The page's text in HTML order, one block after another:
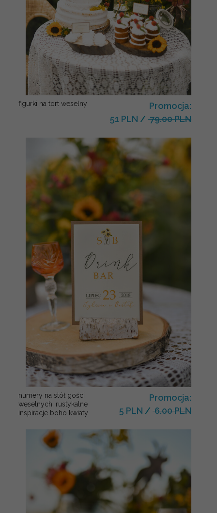
figurki na tort weselny
Promocja:
51 PLN / 79.00 PLN
numery na stół gości
weselnych, rustykalne
inspiracje boho kwiaty
Promocja:
5 PLN / 6.00 PLN